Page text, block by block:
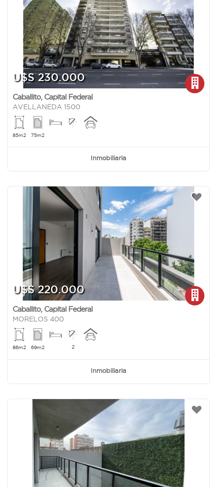
U$S 230.000
Caballito, Capital Federal
AVELLANEDA 1500
85m2 75m2
Inmobiliaria
U$S 220.000
Caballito, Capital Federal
MORELOS 400
86m2 69m2 2
Inmobiliaria